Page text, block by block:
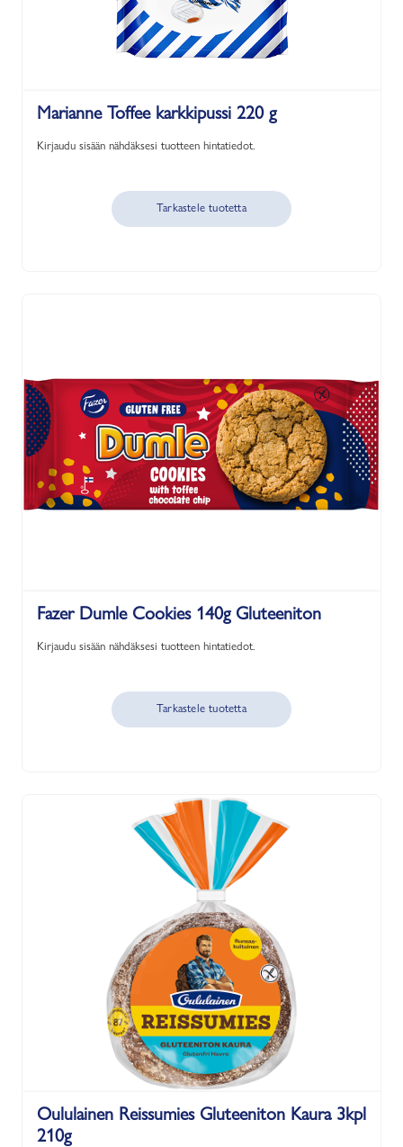
Marianne Toffee karkkipussi 220 g
Kirjaudu sisään nähdäksesi tuotteen hintatiedot.
Tarkastele tuotetta
Fazer Dumle Cookies 140g Gluteeniton
Kirjaudu sisään nähdäksesi tuotteen hintatiedot.
Tarkastele tuotetta
Oululainen Reissumies Gluteeniton Kaura 3kpl
210g